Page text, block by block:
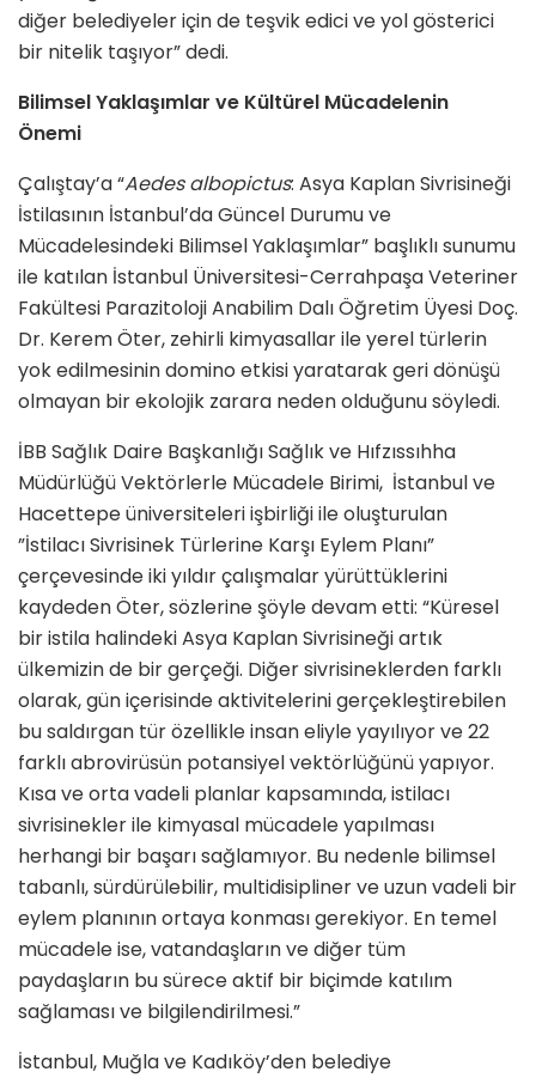
diğer belediyeler için de teşvik edici ve yol gösterici
bir nitelik taşıyor” dedi.
Bilimsel Yaklaşımlar ve Kültürel Mücadelenin
Önemi
Çalıştay’a “Aedes albopictus: Asya Kaplan Sivrisineği
İstilasının İstanbul’da Güncel Durumu ve
Mücadelesindeki Bilimsel Yaklaşımlar” başlıklı sunumu
ile katılan İstanbul Üniversitesi-Cerrahpaşa Veteriner
Fakültesi Parazitoloji Anabilim Dalı Öğretim Üyesi Doç.
Dr. Kerem Öter, zehirli kimyasallar ile yerel türlerin
yok edilmesinin domino etkisi yaratarak geri dönüşü
olmayan bir ekolojik zarara neden olduğunu söyledi.
İBB Sağlık Daire Başkanlığı Sağlık ve Hıfzıssıhha
Müdürlüğü Vektörlerle Mücadele Birimi, İstanbul ve
Hacettepe üniversiteleri işbirliği ile oluşturulan
”İstilacı Sivrisinek Türlerine Karşı Eylem Planı”
çerçevesinde iki yıldır çalışmalar yürüttüklerini
kaydeden Öter, sözlerine şöyle devam etti: “Küresel
bir istila halindeki Asya Kaplan Sivrisineği artık
ülkemizin de bir gerçeği. Diğer sivrisineklerden farklı
olarak, gün içerisinde aktivitelerini gerçekleştirebilen
bu saldırgan tür özellikle insan eliyle yayılıyor ve 22
farklı abrovirüsün potansiyel vektörlüğünü yapıyor.
Kısa ve orta vadeli planlar kapsamında, istilacı
sivrisinekler ile kimyasal mücadele yapılması
herhangi bir başarı sağlamıyor. Bu nedenle bilimsel
tabanlı, sürdürülebilir, multidisipliner ve uzun vadeli bir
eylem planının ortaya konması gerekiyor. En temel
mücadele ise, vatandaşların ve diğer tüm
paydaşların bu sürece aktif bir biçimde katılım
sağlaması ve bilgilendirilmesi.”
İstanbul, Muğla ve Kadıköy’den belediye